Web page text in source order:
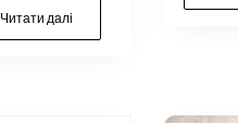
Читати далі